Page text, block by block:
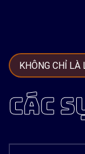
KHÔNG CHỈ LÀ
CÁC